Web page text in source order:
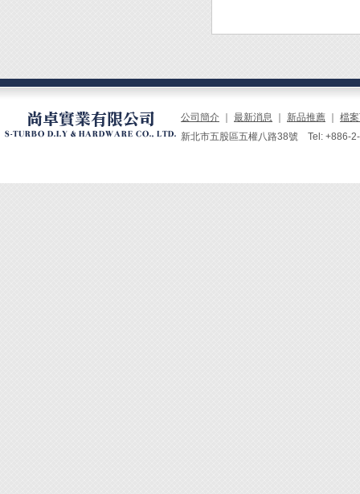
◆ 可
◆ 雙
公司簡介 最新消息 新品推薦
檔
新北市五股區五權八路38號 Tel: